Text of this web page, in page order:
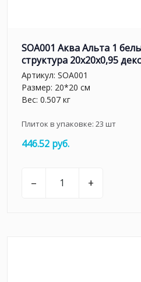
SOA001 Аква Альта 1
структура 20x20x0,95
Артикул: SOA001
Размер: 20*20 см
Вес: 0.507 кг
Плиток в упаковке: 23 шт
446.52 руб.
– +